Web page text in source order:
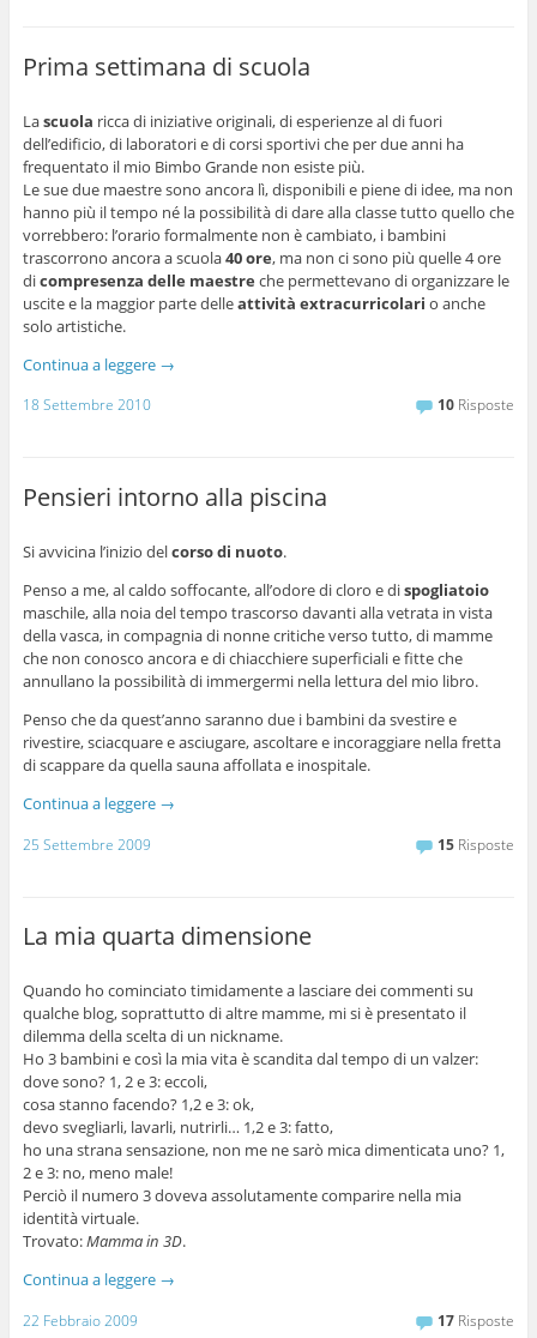
Prima settimana di scuola
Lascuola ricca di iniziative originali, di esperienze al di fuori
dell’edificio, di laboratori e di corsi sportivi che per due anni ha
frequentato il mio Bimbo Grande non esiste più.
Le sue due maestre sono ancora lì, disponibili e piene di idee, ma non
hanno più il tempo né la possibilità di dare alla classe tutto quello che
vorrebbero: l’orario formalmente non è cambiato, i bambini
trascorrono ancora a scuola40 ore, ma non ci sono più quelle 4 ore
dicompresenza delle maestre che permettevano di organizzare le
uscite e la maggior parte delleattività extracurricolari o anche
solo artistiche.
Continua a leggere →
18 Settembre 2010 10 Risposte
Pensieri intorno alla piscina
Si avvicina l’inizio delcorso di nuoto.
Penso a me, al caldo soffocante, all’odore di cloro e dispogliatoio
maschile, alla noia del tempo trascorso davanti alla vetrata in vista
della vasca, in compagnia di nonne critiche verso tutto, di mamme
che non conosco ancora e di chiacchiere superficiali e fitte che
annullano la possibilità di immergermi nella lettura del mio libro.
Penso che da quest’anno saranno due i bambini da svestire e
rivestire, sciacquare e asciugare, ascoltare e incoraggiare nella fretta
di scappare da quella sauna affollata e inospitale.
Continua a leggere →
25 Settembre 2009 15 Risposte
La mia quarta dimensione
Quando ho cominciato timidamente a lasciare dei commenti su
qualche blog, soprattutto di altre mamme, mi si è presentato il
dilemma della scelta di un nickname.
Ho 3 bambini e così la mia vita è scandita dal tempo di un valzer:
dove sono? 1, 2 e 3: eccoli,
cosa stanno facendo? 1,2 e 3: ok,
devo svegliarli, lavarli, nutrirli… 1,2 e 3: fatto,
ho una strana sensazione, non me ne sarò mica dimenticata uno? 1,
2 e 3: no, meno male!
Perciò il numero 3 doveva assolutamente comparire nella mia
identità virtuale.
Trovato:Mamma in 3D.
Continua a leggere →
22 Febbraio 2009 17 Risposte